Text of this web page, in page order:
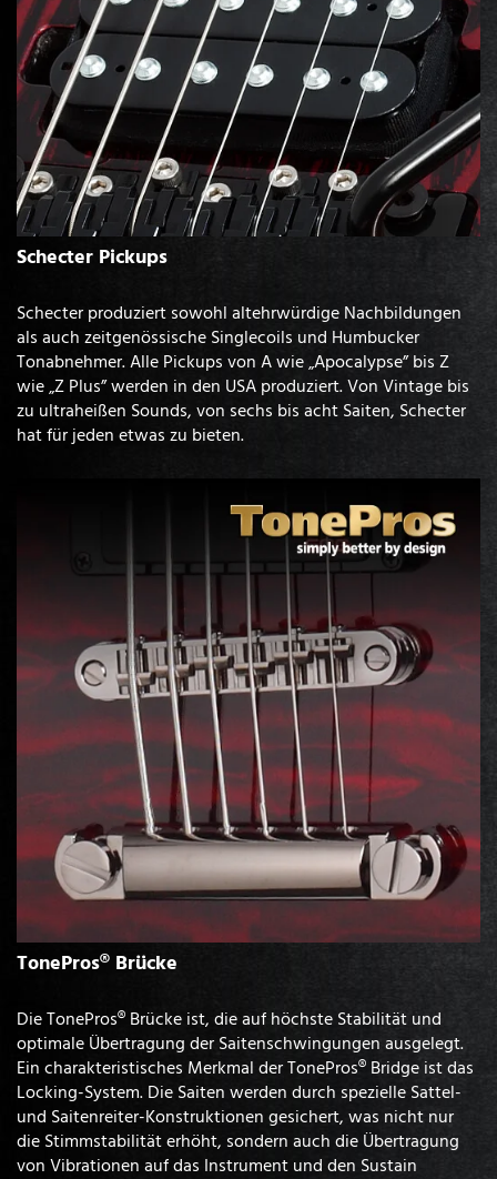
Schecter Pickups
Schecter produziert sowohl altehrwürdige Nachbildungen
als auch zeitgenössische Singlecoils und Humbucker
Tonabnehmer. Alle Pickups von A wie „Apocalypse” bis Z
wie „Z Plus” werden in den USA produziert. Von Vintage bis
zu ultraheißen Sounds, von sechs bis acht Saiten, Schecter
hat für jeden etwas zu bieten.
TonePros® Brücke
Die TonePros® Brücke ist, die auf höchste Stabilität und
optimale Übertragung der Saitenschwingungen ausgelegt.
Ein charakteristisches Merkmal der TonePros® Bridge ist das
Locking-System. Die Saiten werden durch spezielle Sattel-
und Saitenreiter-Konstruktionen gesichert, was nicht nur
die Stimmstabilität erhöht, sondern auch die Übertragung
von Vibrationen auf das Instrument und den Sustain